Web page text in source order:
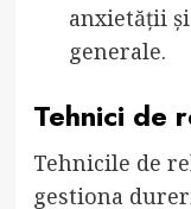
anxietății
generale.
Tehnici de
Tehnicile de
gestiona